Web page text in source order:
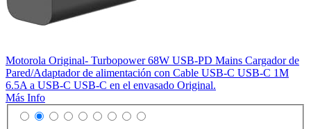
Motorola Original- Turbopower 68W USB-PD Mains Cargador de
Pared/Adaptador de alimentación con Cable USB-C USB-C 1M
6.5A a USB-C USB-C en el envasado Original.
Más Info